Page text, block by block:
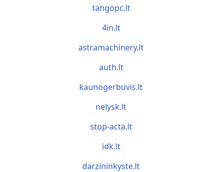
tangopc.lt
4in.lt
astramachinery.lt
auth.lt
kaunogerbuvis.lt
nelysk.lt
stop-acta.lt
idk.lt
darzininkyste.lt